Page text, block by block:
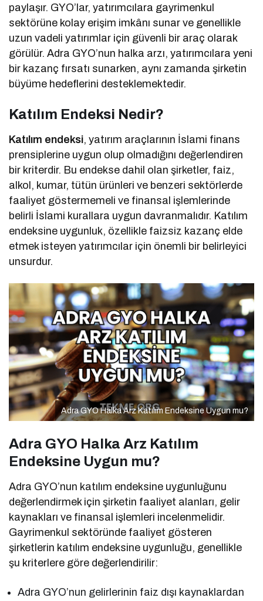
paylaşır. GYO’lar, yatırımcılara gayrimenkul
sektörüne kolay erişim imkânı sunar ve genellikle
uzun vadeli yatırımlar için güvenli bir araç olarak
görülür. Adra GYO’nun halka arzı, yatırımcılara yeni
bir kazanç fırsatı sunarken, aynı zamanda şirketin
büyüme hedeflerini desteklemektedir.
Katılım Endeksi Nedir?
Katılım endeksi, yatırım araçlarının İslami finans
prensiplerine uygun olup olmadığını değerlendiren
bir kriterdir. Bu endekse dahil olan şirketler, faiz,
alkol, kumar, tütün ürünleri ve benzeri sektörlerde
faaliyet göstermemeli ve finansal işlemlerinde
belirli İslami kurallara uygun davranmalıdır. Katılım
endeksine uygunluk, özellikle faizsiz kazanç elde
etmek isteyen yatırımcılar için önemli bir belirleyici
unsurdur.
Adra GYO Halka Arz Katılım Endeksine Uygun mu?
Adra GYO Halka Arz Katılım
Endeksine Uygun mu?
Adra GYO’nun katılım endeksine uygunluğunu
değerlendirmek için şirketin faaliyet alanları, gelir
kaynakları ve finansal işlemleri incelenmelidir.
Gayrimenkul sektöründe faaliyet gösteren
şirketlerin katılım endeksine uygunluğu, genellikle
şu kriterlere göre değerlendirilir:
Adra GYO’nun gelirlerinin faiz dışı kaynaklardan